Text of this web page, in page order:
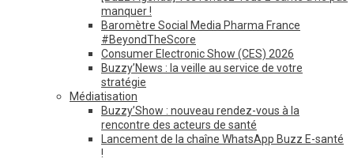
manquer !
Baromètre Social Media Pharma France
#BeyondTheScore
Consumer Electronic Show (CES) 2026
Buzzy’News : la veille au service de votre
stratégie
Médiatisation
Buzzy’Show : nouveau rendez-vous à la
rencontre des acteurs de santé
Lancement de la chaîne WhatsApp Buzz E-santé
!